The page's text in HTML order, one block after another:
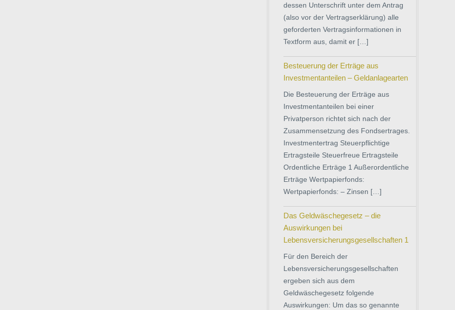
dessen Unterschrift unter dem Antrag
(also vor der Vertragserklärung) alle
geforderten Vertragsinformationen in
Textform aus, damit er […]
Besteuerung der Erträge aus
Investmentanteilen – Geldanlagearten
Die Besteuerung der Erträge aus
Investmentanteilen bei einer
Privatperson richtet sich nach der
Zusammensetzung des Fondsertrages.
Investmentertrag Steuerpflichtige
Ertragsteile Steuerfreue Ertragsteile
Ordentliche Erträge 1 Außerordentliche
Erträge Wertpapierfonds:
Wertpapierfonds: – Zinsen […]
Das Geldwäschegesetz – die
Auswirkungen bei
Lebensversicherungsgesellschaften 1
Für den Bereich der
Lebensversicherungsgesellschaften
ergeben sich aus dem
Geldwäschegesetz folgende
Auswirkungen: Um das so genannte